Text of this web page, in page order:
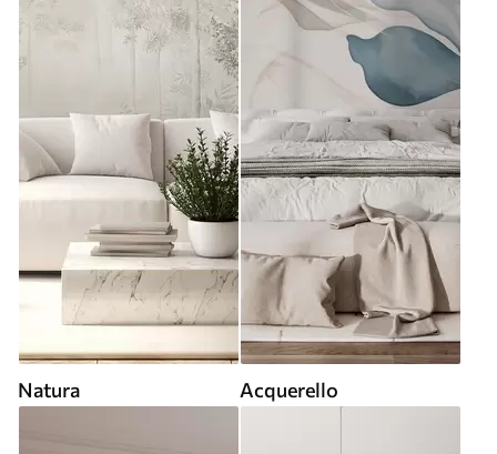
Natura Acquerello